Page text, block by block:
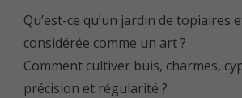
Qu’est-ce qu’un jardin de
considérée comme un art ?
Comment cultiver buis, charmes,
précision et régularité ?